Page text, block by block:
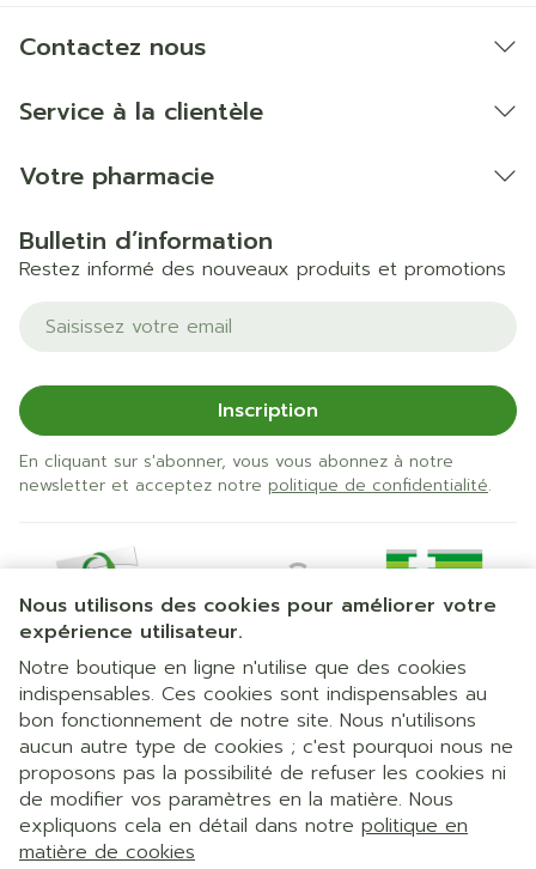
Nous utilisons des cookies pour améliorer votre
expérience utilisateur.
Notre boutique en ligne n'utilise que des cookies
indispensables. Ces cookies sont indispensables au
bon fonctionnement de notre site. Nous n'utilisons
aucun autre type de cookies ; c'est pourquoi nous ne
proposons pas la possibilité de refuser les cookies ni
de modifier vos paramètres en la matière. Nous
expliquons cela en détail dans notre politique en
matière de cookies
Contactez nous
Service à la clientèle
Votre pharmacie
Bulletin d’information
Restez informé des nouveaux produits et promotions
Adresse mail
Inscription
En cliquant sur s'abonner, vous vous abonnez à notre
newsletter et acceptez notre politique de confidentialité.
Liens légaux